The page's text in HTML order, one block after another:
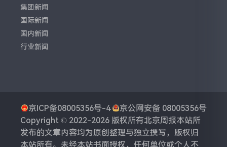
集团新闻
国际新闻
国内新闻
行业新闻
京ICP备08005356号-4
京公网安备 08005356号
Copyright © 2022-2026 版权所有北京周报本站所
发布的文章内容均为原创整理与独立撰写，版权归
本站所有。未经本站书面授权，任何单位或个人不